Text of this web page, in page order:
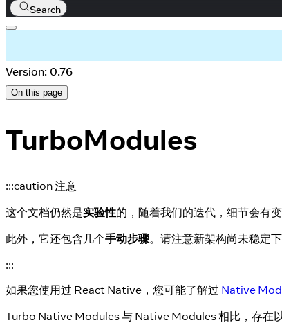
Search
Version: 0.76
On this page
TurboModules
:::caution 注意
这个文档仍然是实验性的，随着我们的迭代，细节会有
此外，它还包含几个手动步骤。请注意新架构尚未稳定
:::
如果您使用过 React Native，您可能了解过 Native
Turbo Native Modules 与 Native Modules 相比，存在